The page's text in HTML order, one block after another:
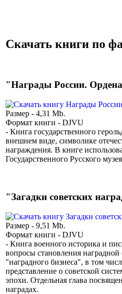
Скачать книги по
"Награды России.
Размер - 4,31 Mb.
Формат книги - DJVU
- Книга государственного
внешнем виде, символике
награждения. В книге
Государственного Русского
"Загадки советских
Размер - 9,51 Mb.
Формат книги - DJVU
- Книга военного историка и
вопросы становления
"наградного бизнеса", в том
представление о советской
эпохи. Отдельная глава
наградах.